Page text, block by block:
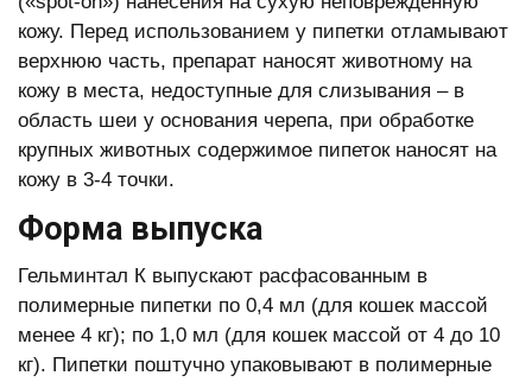
кожу. Перед использованием у пипетки отламывают
верхнюю часть, препарат наносят животному на
кожу в места, недоступные для слизывания – в
область шеи у основания черепа, при обработке
крупных животных содержимое пипеток наносят на
кожу в 3-4 точки.
Форма выпуска
Гельминтал К выпускают расфасованным в
полимерные пипетки по 0,4 мл (для кошек массой
менее 4 кг); по 1,0 мл (для кошек массой от 4 до 10
кг). Пипетки поштучно упаковывают в полимерные